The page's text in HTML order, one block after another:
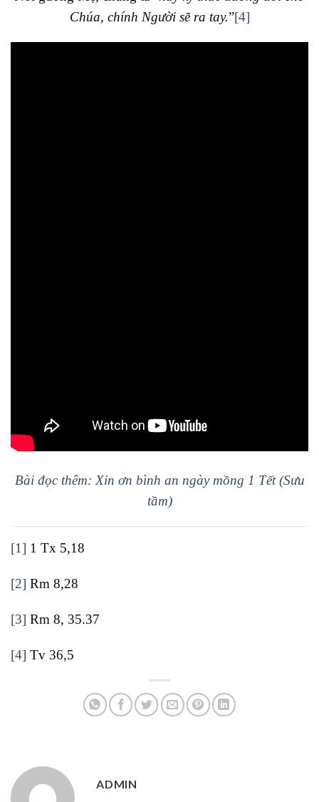
Chúa, chính Người sẽ ra tay.”[4]
Bài đọc thêm: Xin ơn bình an ngày mồng 1 Tết (Sưu
tầm)
[1] 1 Tx 5,18
[2] Rm 8,28
[3] Rm 8, 35.37
[4] Tv 36,5
ADMIN